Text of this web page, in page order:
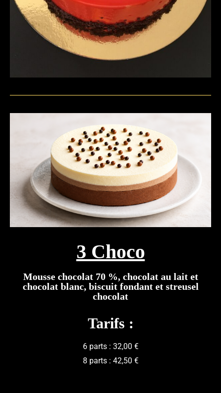
3 Choco
Mousse chocolat 70 %, chocolat au lait et
chocolat blanc, biscuit fondant et streusel
chocolat
Tarifs :
6 parts : 32,00 €
8 parts : 42,50 €